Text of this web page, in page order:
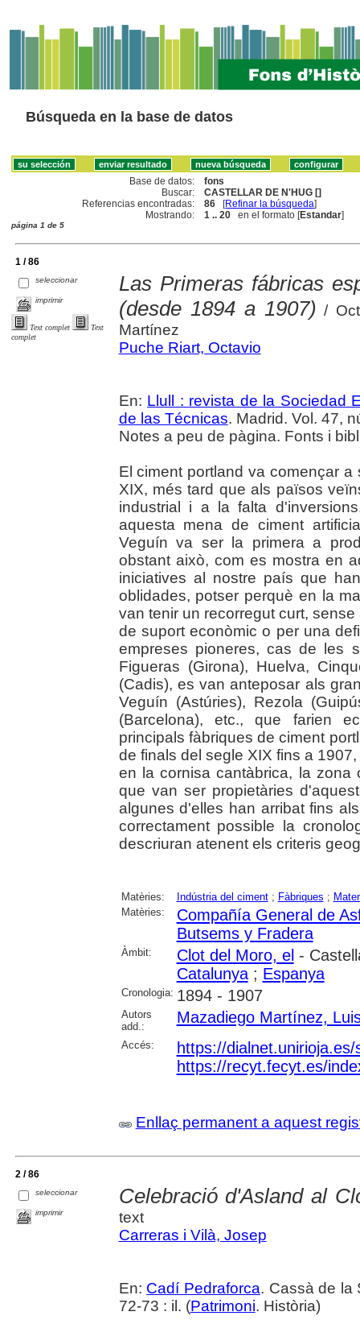
Búsqueda en la base de datos
Base de datos:
fons
Buscar:
CASTELLAR DE N'HUG []
Referencias encontradas:
86 [Refinar la búsqueda]
Mostrando:
1 .. 20 en el formato [Estandar]
página 1 de 5
1 / 86
seleccionar
imprimir
Text complet
Text
complet
Las Primeras fábricas
(desde 1894 a 1907) /
Martínez
Puche Riart, Octavio
En: Llull : revista de la Sociedad
de las Técnicas. Madrid. Vol. 47,
Notes a peu de pàgina. Fonts i
El ciment portland va començar
XIX, més tard que als països
industrial i a la falta
aquesta mena de ciment
Veguín va ser la primera a
obstant això, com es mostra en
iniciatives al nostre país que
oblidades, potser perquè en la
van tenir un recorregut curt,
de suport econòmic o per una
empreses pioneres, cas de les
Figueras (Girona), Huelva,
(Cadis), es van anteposar als
Veguín (Astúries), Rezola
(Barcelona), etc., que farien
principals fàbriques de ciment
de finals del segle XIX fins a
en la cornisa cantàbrica, la zona
que van ser propietàries
algunes d'elles han arribat fins
correctament possible la
descriuran atenent els criteris
Matèries: Indústria del ciment; Fàbriques ;
Matèries:
Compañía General de
Butsems y Fradera
Àmbit: Clot del Moro, el -
Catalunya; Espanya
Cronologia: 1894 - 1907
Autors
add.:
Mazadiego Martínez,
Accés:
https://
https://recyt.fecyt.es/
Enllaç permanent a aquest
2 / 86
seleccionar
imprimir
Celebració d'Asland al
text
Carreras i Vilà, Josep
En: Cadí Pedraforca. Cassà de la
72-73 : il. (Patrimoni. Història)